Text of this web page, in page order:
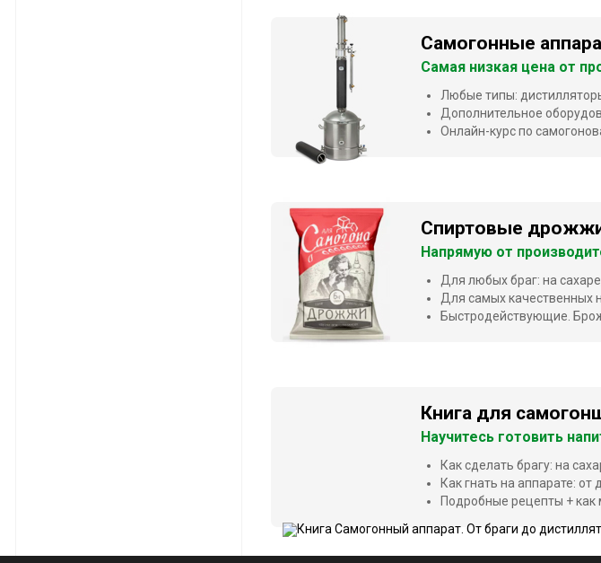
Самогонные
Самая низкая цена от
Любые типы:
Дополнительное
Онлайн-курс по
Спиртовые
Напрямую от
Для любых браг: на
Для самых качественных
Быстродействующие.
Книга для
Научитесь готовить
Как сделать брагу: на
Как гнать на аппарате:
Подробные рецепты +